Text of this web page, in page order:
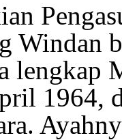
Windan
lengkap
1964,